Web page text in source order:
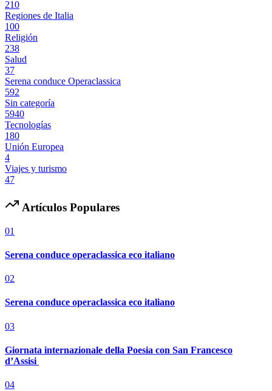
210
Regiones de Italia
100
Religión
238
Salud
37
Serena conduce Operaclassica
592
Sin categoría
5940
Tecnologías
180
Unión Europea
4
Viajes y turismo
47
Artículos Populares
01
Serena conduce operaclassica eco italiano
02
Serena conduce operaclassica eco italiano
03
Giornata internazionale della Poesia con San Francesco
d’Assisi
04